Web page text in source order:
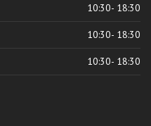
10:30- 18:30
10:30- 18:30
10:30- 18:30